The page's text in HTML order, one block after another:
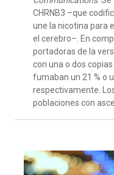
CHRNB3 –que
une la nicotina para
el cerebro–. En
portadoras de la
con una o dos
fumaban un 21 % o
respectivamente .
poblaciones con